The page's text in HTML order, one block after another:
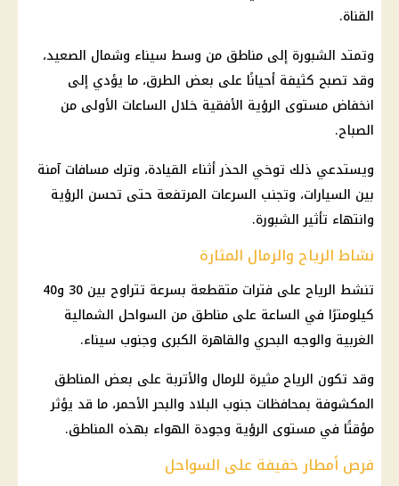
القناة.
وتمتد الشبورة إلى مناطق من وسط سيناء وشمال الصعيد،
وقد تصبح كثيفة أحيانًا على بعض الطرق، ما يؤدي إلى
انخفاض مستوى الرؤية الأفقية خلال الساعات الأولى من
الصباح.
ويستدعي ذلك توخي الحذر أثناء القيادة، وترك مسافات آمنة
بين السيارات، وتجنب السرعات المرتفعة حتى تحسن الرؤية
وانتهاء تأثير الشبورة.
نشاط الرياح والرمال المثارة
تنشط الرياح على فترات متقطعة بسرعة تتراوح بين 30 و40
كيلومترًا في الساعة على مناطق من السواحل الشمالية
الغربية والوجه البحري والقاهرة الكبرى وجنوب سيناء.
وقد تكون الرياح مثيرة للرمال والأتربة على بعض المناطق
المكشوفة بمحافظات جنوب البلاد والبحر الأحمر، ما قد يؤثر
مؤقتًا في مستوى الرؤية وجودة الهواء بهذه المناطق.
فرص أمطار خفيفة على السواحل